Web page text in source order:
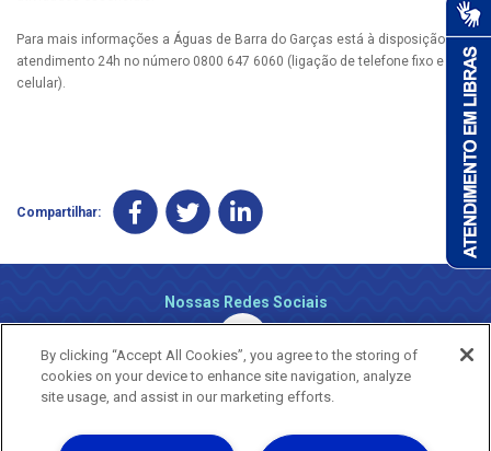
Para mais informações a Águas de Barra do Garças está à disposição pelo
atendimento 24h no número 0800 647 6060 (ligação de telefone fixo e
celular).
Compartilhar:
Nossas Redes Sociais
By clicking “Accept All Cookies”, you agree to the storing of
cookies on your device to enhance site navigation, analyze
site usage, and assist in our marketing efforts.